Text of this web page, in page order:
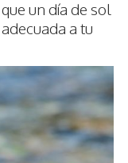
un día de sol
a tu